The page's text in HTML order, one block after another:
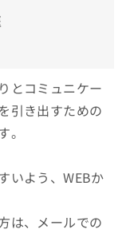
とコミュニケー
引き出すための
。
いよう、WEBか
は、メールでの